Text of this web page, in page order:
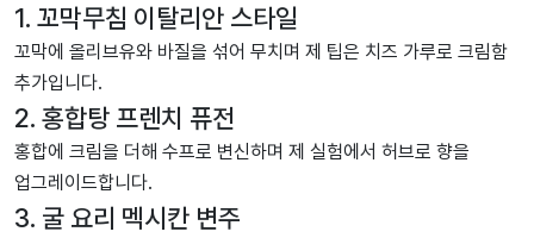
1. 꼬막무침 이탈리안 스타일
꼬막에 올리브유와 바질을 섞어 무치며 제 팁은 치즈 가루로 크림함
추가입니다.
2. 홍합탕 프렌치 퓨전
홍합에 크림을 더해 수프로 변신하며 제 실험에서 허브로 향을
업그레이드합니다.
3. 굴 요리 멕시칸 변주